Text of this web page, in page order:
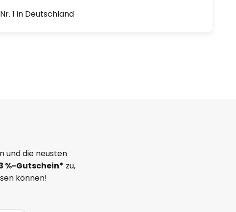
1 in Deutschland
und die neusten
%-Gutschein* zu,
können!